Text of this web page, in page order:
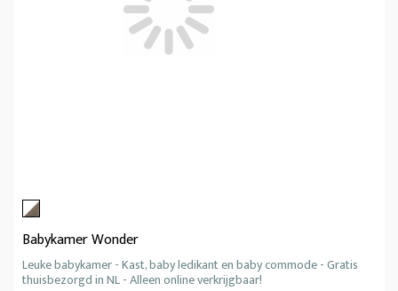
Babykamer Wonder
Leuke babykamer - Kast, baby ledikant en baby commode - Gratis
thuisbezorgd in NL - Alleen online verkrijgbaar!